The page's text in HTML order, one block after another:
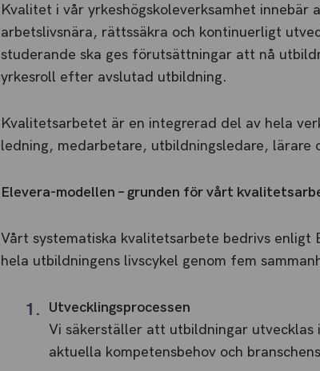
Kvalitet i vår yrkeshögskoleverksamhet
arbetslivsnära, rättssäkra och kontinuerligt
studerande ska ges förutsättningar att nå
yrkesroll efter avslutad utbildning.
Kvalitetsarbetet är en integrerad del av hela
ledning, medarbetare, utbildningsledare, lärare
Elevera-modellen – grunden för vårt
Vårt systematiska kvalitetsarbete bedrivs enligt
hela utbildningens livscykel genom fem
Utvecklingsprocessen
Vi säkerställer att utbildningar utvecklas
aktuella kompetensbehov och